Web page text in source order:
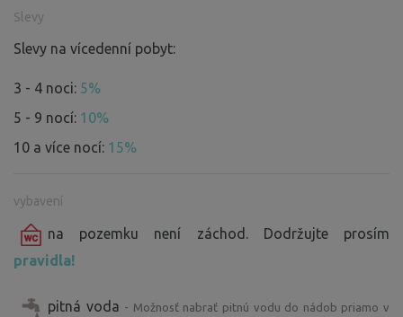
Slevy
Slevy na vícedenní pobyt:
3 - 4 noci: 5%
5 - 9 nocí: 10%
10 a více nocí: 15%
vybavení
na pozemku není záchod. Dodržujte prosím
pravidla!
pitná voda - Možnosť nabrať pitnú vodu do nádob priamo v